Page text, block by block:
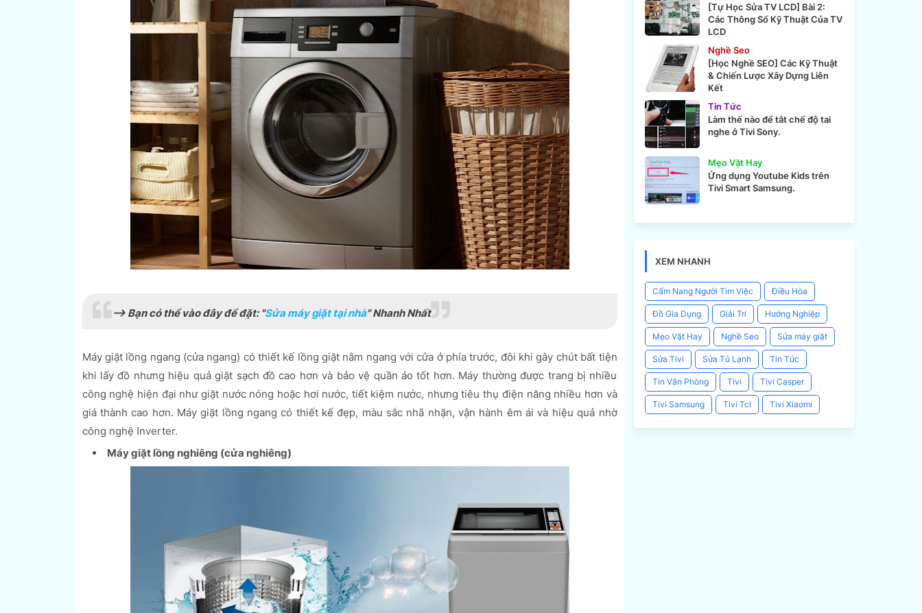
--> Bạn có thể vào đây để đặt: "Sửa máy giặt tại nhà" Nhanh Nhất
Máy giặt lồng ngang (cửa ngang) có thiết kế lồng giặt nằm ngang với cửa ở phía trước, đôi khi gây chút bất tiện
khi lấy đồ nhưng hiệu quả giặt sạch đồ cao hơn và bảo vệ quần áo tốt hơn. Máy thường được trang bị nhiều
công nghệ hiện đại như giặt nước nóng hoặc hơi nước, tiết kiệm nước, nhưng tiêu thụ điện năng nhiều hơn và
giá thành cao hơn. Máy giặt lồng ngang có thiết kế đẹp, màu sắc nhã nhặn, vận hành êm ái và hiệu quả nhờ
công nghệ Inverter.
Máy giặt lồng nghiêng (cửa nghiêng)
[Tự Học Sửa TV LCD] Bài 2:
Các Thông Số Kỹ Thuật Của TV
LCD
Nghề Seo
[Học Nghề SEO] Các Kỹ Thuật
& Chiến Lược Xây Dựng Liên
Kết
Tin Tức
Làm thế nào để tắt chế độ tai
nghe ở Tivi Sony.
Mẹo Vặt Hay
Ứng dụng Youtube Kids trên
Tivi Smart Samsung.
XEM NHANH
Cẩm Nang Người Tìm Việc Điều Hòa
Đồ Gia Dụng Giải Trí Hướng Nghiệp
Mẹo Vặt Hay Nghề Seo Sửa máy giặt
Sửa Tivi Sửa Tủ Lạnh Tin Tức
Tin Văn Phòng Tivi Tivi Casper
Tivi Samsung Tivi Tcl Tivi Xiaomi